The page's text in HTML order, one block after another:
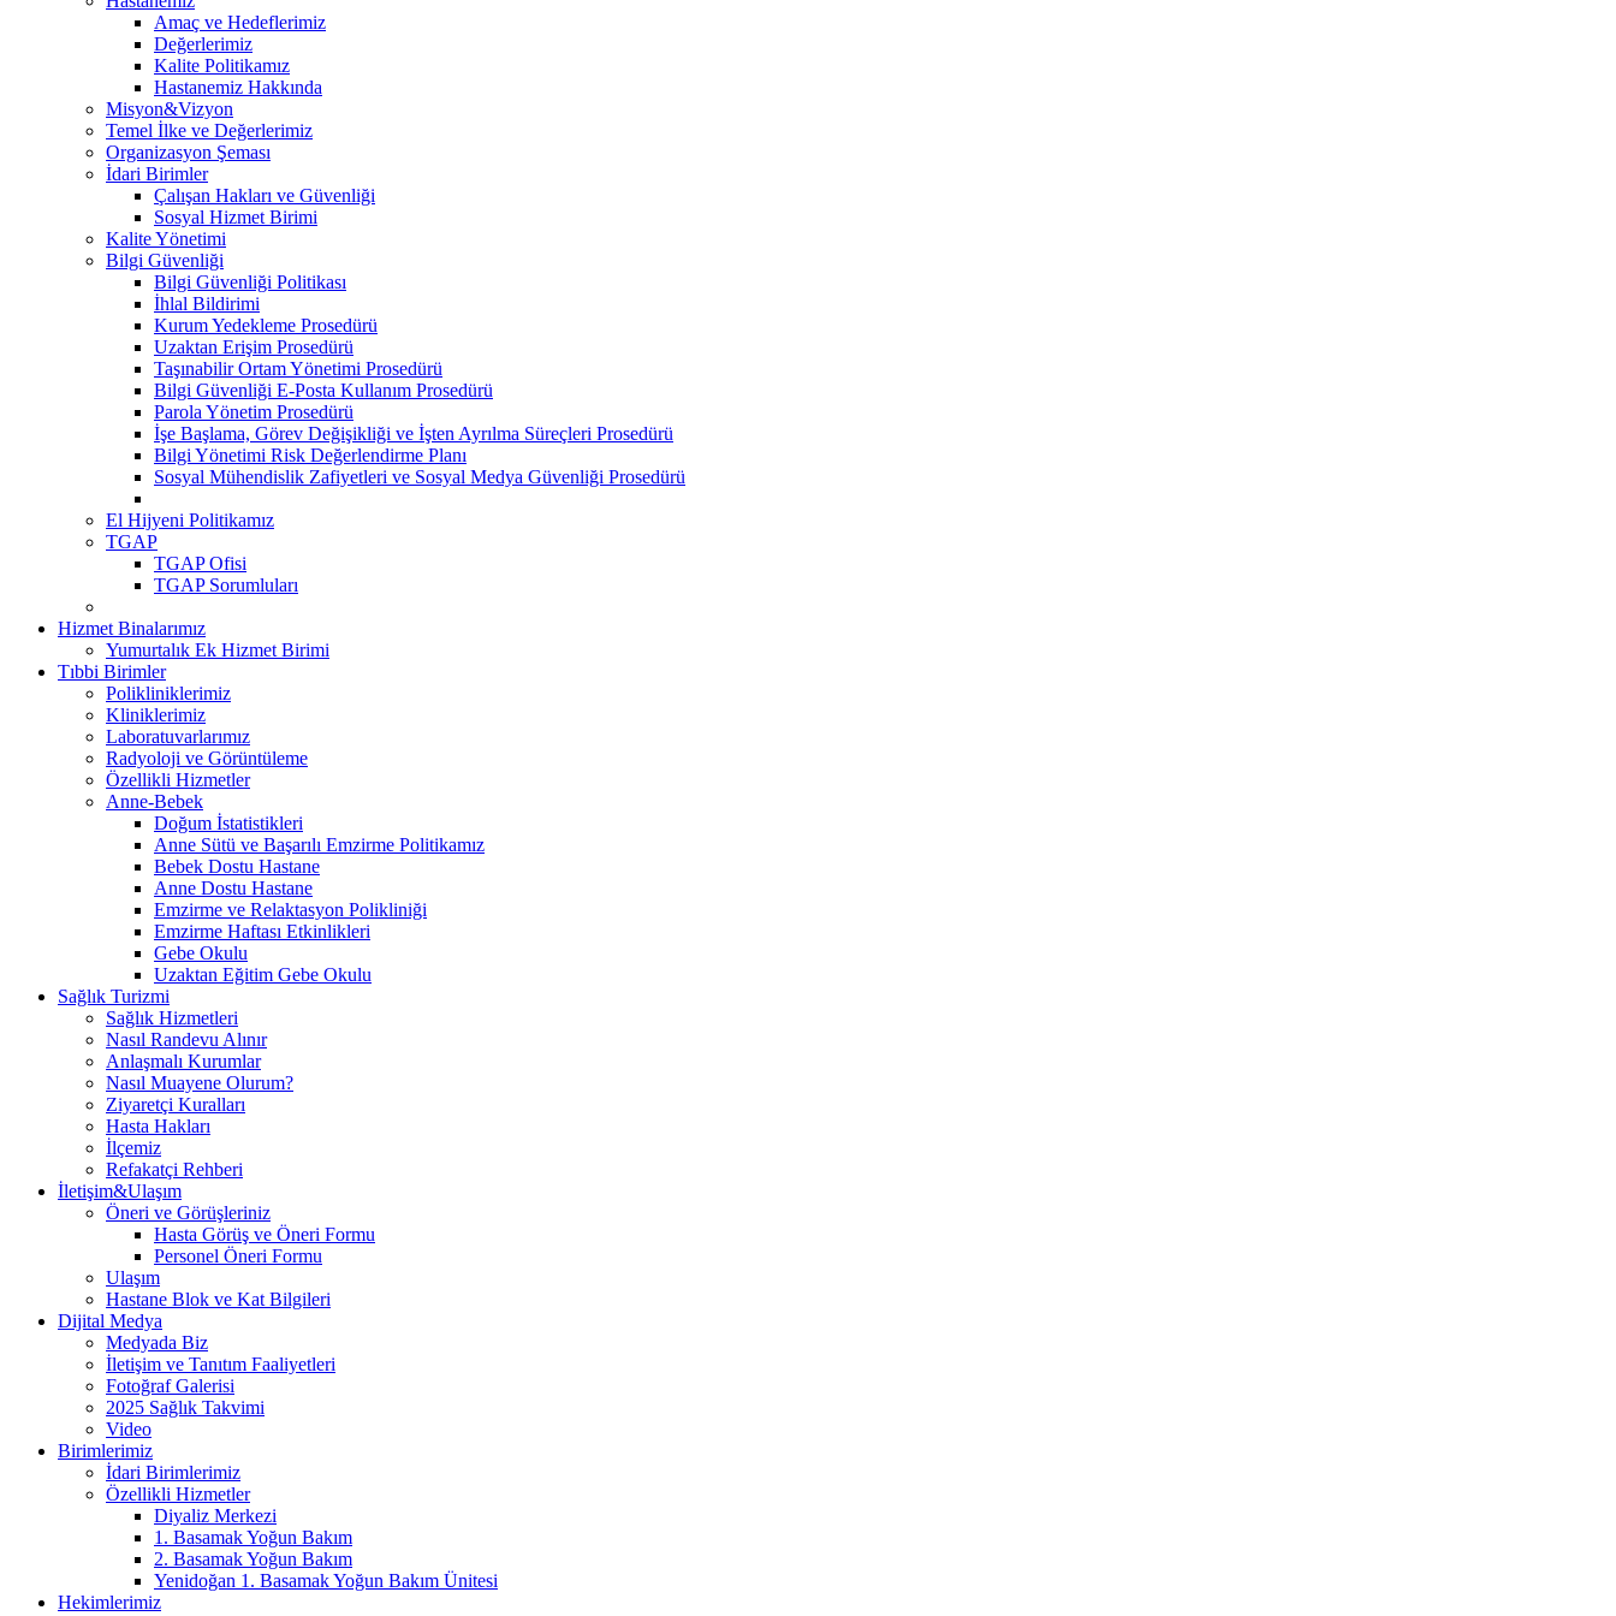
Amaç ve Hedeflerimiz
Değerlerimiz
Kalite Politikamız
Hastanemiz Hakkında
Misyon&Vizyon
Temel İlke ve Değerlerimiz
Organizasyon Şeması
İdari Birimler
Çalışan Hakları ve Güvenliği
Sosyal Hizmet Birimi
Kalite Yönetimi
Bilgi Güvenliği
Bilgi Güvenliği Politikası
İhlal Bildirimi
Kurum Yedekleme Prosedürü
Uzaktan Erişim Prosedürü
Taşınabilir Ortam Yönetimi Prosedürü
Bilgi Güvenliği E-Posta Kullanım Prosedürü
Parola Yönetim Prosedürü
İşe Başlama, Görev Değişikliği ve İşten Ayrılma Süreçleri Prosedürü
Bilgi Yönetimi Risk Değerlendirme Planı
Sosyal Mühendislik Zafiyetleri ve Sosyal Medya Güvenliği Prosedürü
El Hijyeni Politikamız
TGAP
TGAP Ofisi
TGAP Sorumluları
Hizmet Binalarımız
Yumurtalık Ek Hizmet Birimi
Tıbbi Birimler
Polikliniklerimiz
Kliniklerimiz
Laboratuvarlarımız
Radyoloji ve Görüntüleme
Özellikli Hizmetler
Anne-Bebek
Doğum İstatistikleri
Anne Sütü ve Başarılı Emzirme Politikamız
Bebek Dostu Hastane
Anne Dostu Hastane
Emzirme ve Relaktasyon Polikliniği
Emzirme Haftası Etkinlikleri
Gebe Okulu
Uzaktan Eğitim Gebe Okulu
Sağlık Turizmi
Sağlık Hizmetleri
Nasıl Randevu Alınır
Anlaşmalı Kurumlar
Nasıl Muayene Olurum?
Ziyaretçi Kuralları
Hasta Hakları
İlçemiz
Refakatçi Rehberi
İletişim&Ulaşım
Öneri ve Görüşleriniz
Hasta Görüş ve Öneri Formu
Personel Öneri Formu
Ulaşım
Hastane Blok ve Kat Bilgileri
Dijital Medya
Medyada Biz
İletişim ve Tanıtım Faaliyetleri
Fotoğraf Galerisi
2025 Sağlık Takvimi
Video
Birimlerimiz
İdari Birimlerimiz
Özellikli Hizmetler
Diyaliz Merkezi
1. Basamak Yoğun Bakım
2. Basamak Yoğun Bakım
Yenidoğan 1. Basamak Yoğun Bakım Ünitesi
Hekimlerimiz